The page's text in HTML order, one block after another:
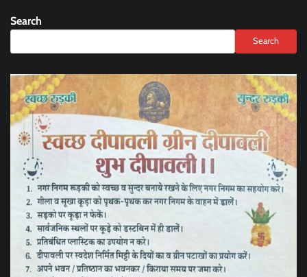
Search
Search